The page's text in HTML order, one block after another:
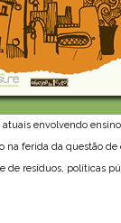
envolvendo
na ferida da questão de
de resíduos, políticas